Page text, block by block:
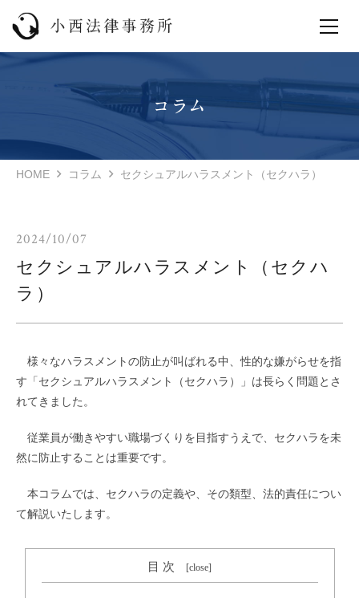
HOME コラム セクシュアルハラスメント（セクハラ）
2024/10/07
セクシュアルハラスメント（セクハ
ラ）
様々なハラスメントの防止が叫ばれる中、性的な嫌がらせを指
す「セクシュアルハラスメント（セクハラ）」は長らく問題とさ
れてきました。
従業員が働きやすい職場づくりを目指すうえで、セクハラを未
然に防止することは重要です。
本コラムでは、セクハラの定義や、その類型、法的責任につい
て解説いたします。
目 次 [close]